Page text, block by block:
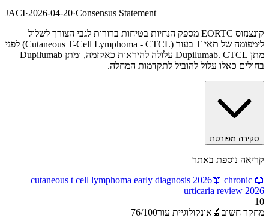
JACI·2026-04-20·Consensus Statement
קונצנזוס EORTC מספק הנחיות בטיחות ברורות לגבי הצורך לשלול
לימפומה של תאי T בעור (Cutaneous T-Cell Lymphoma - CTCL) לפני
מתן Dupilumab. CTCL עלולה להיראות כאקזמה, ומתן Dupilumab
בחולים כאלו עלול להוביל לתקדמות המחלה.
סקירה מפורטת
קריאה נוספת באתר
📖
cutaneous t cell lymphoma early diagnosis 2026📖 chronic
urticaria review 2026
10
מחקר חשוב 🔬 אונקולוגיית עור 76/100